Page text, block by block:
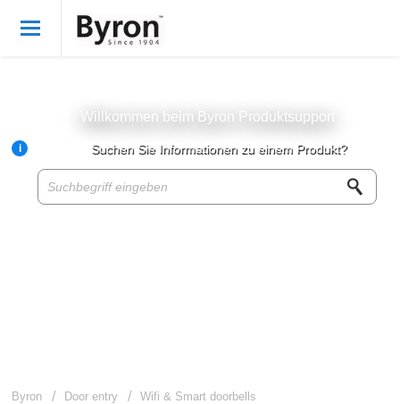
Byron Produkte
Produktwissensbasis
Willkommen beim Byron Produktsupport
Suchen Sie Informationen zu einem Produkt?
i
Byron Door entry Wifi & Smart doorbells